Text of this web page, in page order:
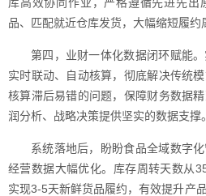
品、匹配就近仓库发货，大幅缩短履约
第四，业财一体化数据闭环赋能
实时联动、自动核算，彻底解决传统
核算滞后易错的问题，保障财务数据
润分析、战略决策提供坚实的数据支撑。
系统落地后，盼盼食品全域数字
经营数据大幅优化。库存周转天数从
实现3-5天新鲜货品履约，有效提升产